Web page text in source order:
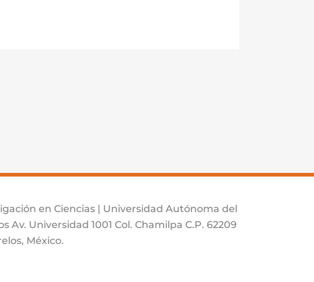
en Ciencias | Universidad Autónoma del
Av. Universidad 1001 Col. Chamilpa C.P. 62209
México.